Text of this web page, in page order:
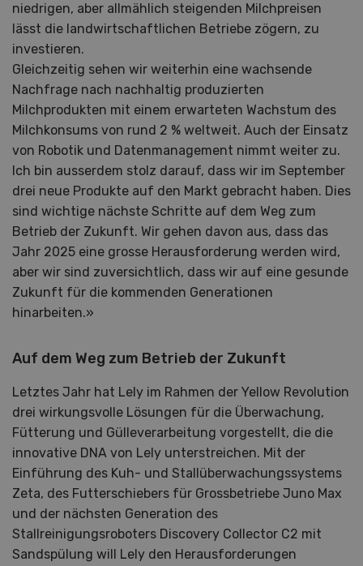
niedrigen, aber allmählich steigenden Milchpreisen
lässt die landwirtschaftlichen Betriebe zögern, zu
investieren.
Gleichzeitig sehen wir weiterhin eine wachsende
Nachfrage nach nachhaltig produzierten
Milchprodukten mit einem erwarteten Wachstum des
Milchkonsums von rund 2 % weltweit. Auch der Einsatz
von Robotik und Datenmanagement nimmt weiter zu.
Ich bin ausserdem stolz darauf, dass wir im September
drei neue Produkte auf den Markt gebracht haben. Dies
sind wichtige nächste Schritte auf dem Weg zum
Betrieb der Zukunft. Wir gehen davon aus, dass das
Jahr 2025 eine grosse Herausforderung werden wird,
aber wir sind zuversichtlich, dass wir auf eine gesunde
Zukunft für die kommenden Generationen
hinarbeiten.»
Auf dem Weg zum Betrieb der Zukunft
Letztes Jahr hat Lely im Rahmen der Yellow Revolution
drei wirkungsvolle Lösungen für die Überwachung,
Fütterung und Gülleverarbeitung vorgestellt, die die
innovative DNA von Lely unterstreichen. Mit der
Einführung des Kuh- und Stallüberwachungssystems
Zeta, des Futterschiebers für Grossbetriebe Juno Max
und der nächsten Generation des
Stallreinigungsroboters Discovery Collector C2 mit
Sandspülung will Lely den Herausforderungen